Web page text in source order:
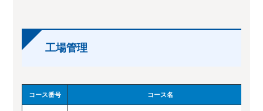
工場管理
コース番号 コース名